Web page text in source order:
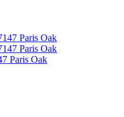
Paris Oak